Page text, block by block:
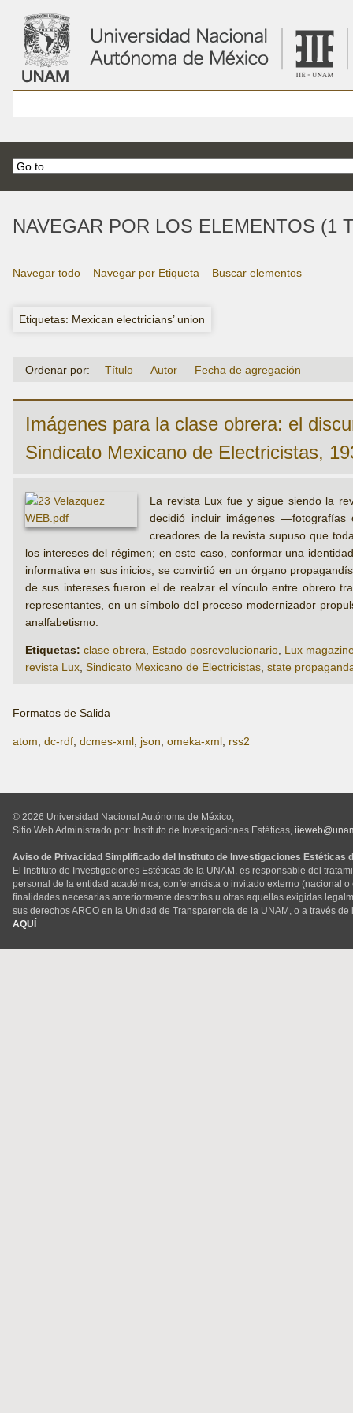
NAVEGAR POR LOS ELEMENTOS (1
Navegar todo Navegar por Etiqueta Buscar elementos
Etiquetas: Mexican electricians’ union
Ordenar por: Título Autor Fecha de agregación
Imágenes para la clase obrera: el
Sindicato Mexicano de Electricistas,
La revista Lux fue y sigue siendo la
decidió incluir imágenes
creadores de la revista supuso que
los intereses del régimen; en este caso, conformar una
informativa en sus inicios, se convirtió en un órgano
de sus intereses fueron el de realzar el vínculo entre obrero
representantes, en un símbolo del proceso modernizador
analfabetismo.
Etiquetas: clase obrera Estado posrevolucionario Lux
revista Lux Sindicato Mexicano de Electricistas state
Formatos de Salida
atom, dc-rdf, dcmes-xml, json, omeka-xml, rss2
© 2026 Universidad Nacional Autónoma de México,
Sitio Web Administrado por: Instituto de Investigaciones Estéticas,
Aviso de Privacidad Simplificado del Instituto de Investigaciones Estéticas
El Instituto de Investigaciones Estéticas de la UNAM, es responsable del
personal de la entidad académica, conferencista o invitado externo (nacional
finalidades necesarias anteriormente descritas u otras aquellas exigidas
sus derechos ARCO en la Unidad de Transparencia de la UNAM, o a través
AQUÍ